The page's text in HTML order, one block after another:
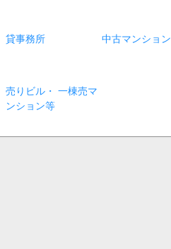
貸事務所 中古マンション
売りビル・ 一棟売マ
ンション等